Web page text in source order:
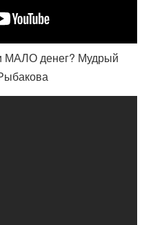
МАЛО денег? Мудрый